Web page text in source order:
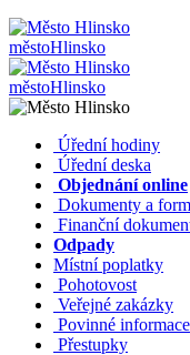
městoHlinsko
městoHlinsko
Úřední hodiny
Úřední deska
Objednání online
Dokumenty a
Finanční
Odpady
Místní poplatky
Pohotovost
Veřejné zakázky
Povinné informace
Přestupky